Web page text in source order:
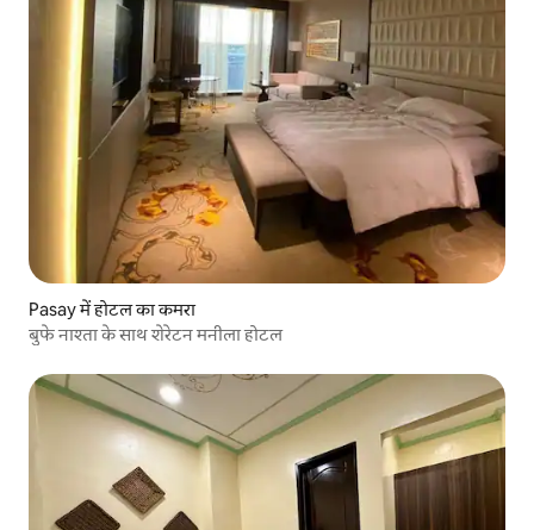
Pasay में होटल का कमरा
बुफे नाश्ता के साथ शेरेटन मनीला होटल